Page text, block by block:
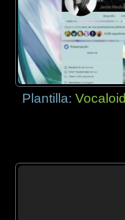
Plantilla:Vocaloid